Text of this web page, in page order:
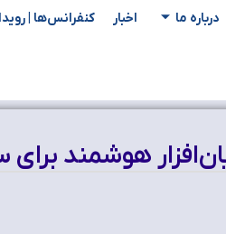
درباره ما اخبار کنفرانس‌ها |
هوشمند